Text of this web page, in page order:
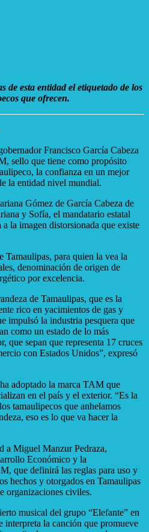
de esta entidad el etiquetado de los
que ofrecen.
Francisco García Cabeza
sello que tiene como propósito
la confianza en un mejor
la entidad nivel mundial.
Gómez de García Cabeza de
y Sofía, el mandatario estatal
la imagen distorsionada que existe
Tamaulipas, para quien la vea la
denominación de origen de
por excelencia.
de Tamaulipas, que es la
rico en yacimientos de gas y
impulsó la industria pesquera que
como un estado de lo más
que sepan que representa 17 cruces
con Estados Unidos”, expresó
adoptado la marca TAM que
en el país y el exterior. “Es la
tamaulipecos que anhelamos
eso es lo que va hacer la
a Miguel Manzur Pedraza,
Económico y la
que definirá las reglas para uso y
hechos y otorgados en Tamaulipas
organizaciones civiles.
musical del grupo “Elefante” en
la canción que promueve